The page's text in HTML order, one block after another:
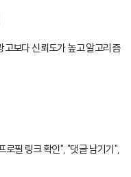
고보다 신뢰도가 높고 알고리즘
로필 링크 확인", "댓글 남기기",